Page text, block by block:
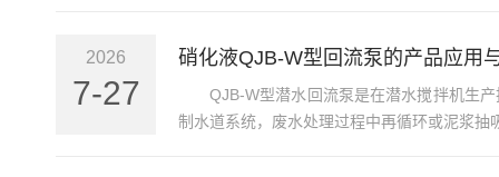
2026
7-27
硝化液QJB-W型回流泵的产品应用
QJB-W型潜水回流泵是在潜水搅拌机生
制水道系统，废水处理过程中再循环或泥浆